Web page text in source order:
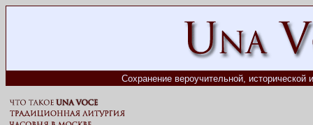
Сохранение вероучительной, исторической